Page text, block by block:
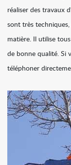
réaliser des travaux
sont très
matière. Il utilise
de bonne qualité. Si
téléphoner